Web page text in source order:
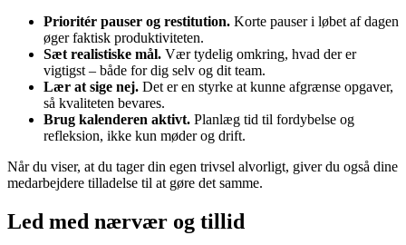
Prioritér pauser og restitution. Korte pauser i løbet af dagen
øger faktisk produktiviteten.
Sæt realistiske mål. Vær tydelig omkring, hvad der er
vigtigst – både for dig selv og dit team.
Lær at sige nej. Det er en styrke at kunne afgrænse opgaver,
så kvaliteten bevares.
Brug kalenderen aktivt. Planlæg tid til fordybelse og
refleksion, ikke kun møder og drift.
Når du viser, at du tager din egen trivsel alvorligt, giver du også dine
medarbejdere tilladelse til at gøre det samme.
Led med nærvær og tillid